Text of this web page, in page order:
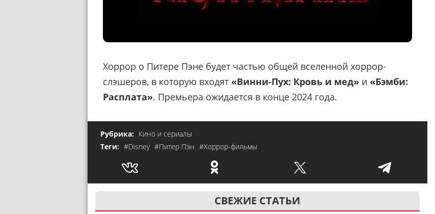
Хоррор о Питере Пэне будет частью общей вселенной хоррор-
слэшеров, в которую входят «Винни-Пух: Кровь и мед» и «Бэмби:
Расплата». Премьера ожидается в конце 2024 года.
Рубрика: Кино и сериалы
Теги: #Disney #Питер Пэн #Хоррор-фильмы
СВЕЖИЕ СТАТЬИ